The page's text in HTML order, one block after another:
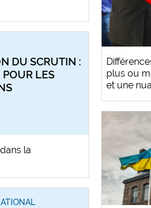
DU SCRUTIN :
LES
la
plus ou
et une